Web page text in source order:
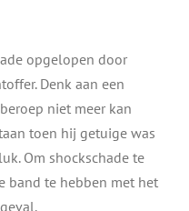
opgelopen door
Denk aan een
niet meer kan
toen hij getuige was
Om shockschade te
band te hebben met het